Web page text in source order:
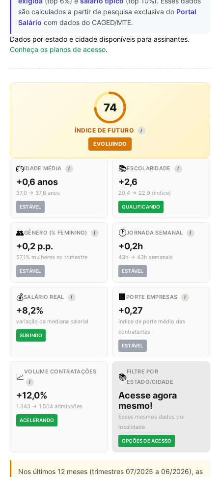
são calculados a partir de pesquisa exclusiva do Portal
Salário com dados do CAGED/MTE.
Dados por estado e cidade disponíveis para assinantes.
Conheça os planos de acesso.
74
ÍNDICE DE FUTURO I
EVOLUINDO
🎂IDADE MÉDIA I
+0,6 anos
37,0 → 37,6 anos
ESTÁVEL
📚ESCOLARIDADE I
+2,6
20,4 → 22,9 (índice)
QUALIFICANDO
👥GÊNERO (% FEMININO) I
+0,2 p.p.
57,1% mulheres no trimestre
ESTÁVEL
🕐JORNADA SEMANAL I
+0,2h
43h → 43h semanais
ESTÁVEL
💰SALÁRIO REAL I
+8,2%
variação da mediana salarial
SUBINDO
🏢 PORTE EMPRESAS I
+0,27
índice de porte médio das
contratantes
ESTÁVEL
📈
VOLUME CONTRATAÇÕES
I
+12,0%
1.343 → 1.504 admissões
ACELERANDO
📚
FILTRE POR
ESTADO/CIDADE
Acesse agora
mesmo!
Esses mesmos dados por
localidade
OPÇÕES DE ACESSO
Nos últimos 12 meses (trimestres 07/2025 a 06/2026), as